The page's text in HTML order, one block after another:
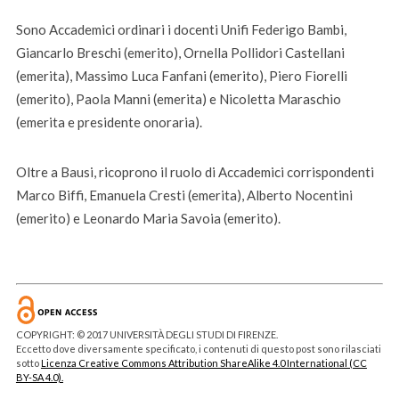
Sono Accademici ordinari i docenti Unifi Federigo Bambi,
Giancarlo Breschi (emerito), Ornella Pollidori Castellani
(emerita), Massimo Luca Fanfani (emerito), Piero Fiorelli
(emerito), Paola Manni (emerita) e Nicoletta Maraschio
(emerita e presidente onoraria).
Oltre a Bausi, ricoprono il ruolo di Accademici corrispondenti
Marco Biffi, Emanuela Cresti (emerita), Alberto Nocentini
(emerito) e Leonardo Maria Savoia (emerito).
COPYRIGHT: © 2017 UNIVERSITÀ DEGLI STUDI DI FIRENZE.
Eccetto dove diversamente specificato, i contenuti di questo post sono rilasciati
sottoLicenza Creative Commons Attribution ShareAlike 4.0 International (CC
BY-SA 4.0).